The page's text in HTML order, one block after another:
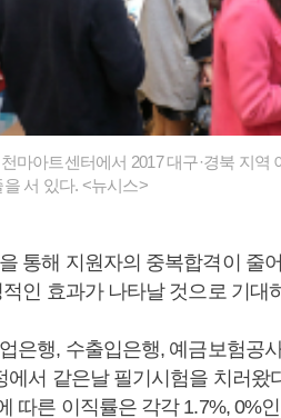
마아트센터에서 2017 대구·경북 지
서 있다. <뉴시스>
통해 지원자의 중복합격이 줄
인 효과가 나타날 것으로 기대
은행, 수출입은행, 예금보험공
에서 같은날 필기시험을 치러왔
따른 이직률은 각각 1.7%, 0%